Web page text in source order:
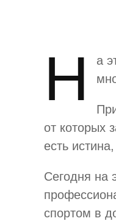
Н
а
от которых
есть
Сегодня на
спортом в